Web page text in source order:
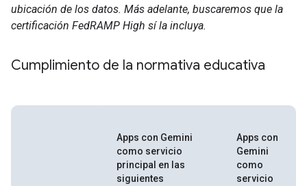
ubicación de los datos. Más adelante, buscaremos que la
certificación FedRAMP High sí la incluya.
Cumplimiento de la normativa educativa
Apps con Gemini
como servicio
principal en las
siguientes
Apps con
Gemini
como
servicio